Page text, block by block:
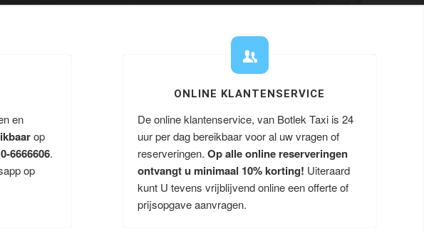
en
op
6666606.
op
ONLINE KLANTENSERVICE
De online klantenservice, van Botlek Taxi is 24
uur per dag bereikbaar voor al uw vragen of
reserveringen.Op alle online reserveringen
ontvangt u minimaal 10% korting! Uiteraard
kunt U tevens vrijblijvend online een offerte of
prijsopgave aanvragen.